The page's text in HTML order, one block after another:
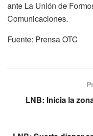
ante La Unión de
Comunicaciones.
Fuente: Prensa OTC
LNB: Inicia la